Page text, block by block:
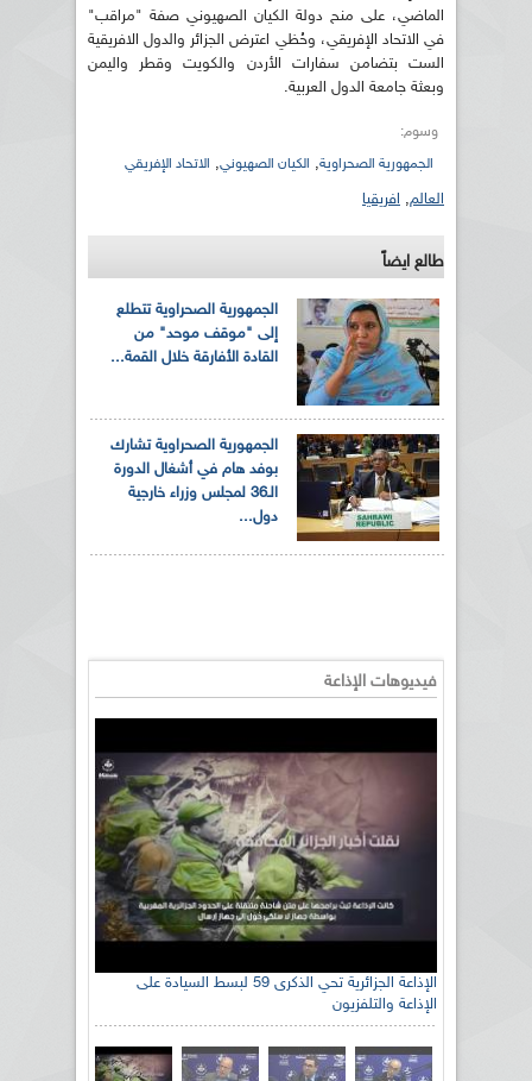
الماضي، على منح دولة الكيان الصهيوني صفة "مراقب"
في الاتحاد الإفريقي، وحُظي اعترض الجزائر والدول الافريقية
الست بتضامن سفارات الأردن والكويت وقطر واليمن
وبعثة جامعة الدول العربية.
وسوم:
الجمهورية الصحراوية, الكيان الصهيوني, الاتحاد الإفريقي
العالم, افريقيا
طالع ايضاً
الجمهورية الصحراوية تتطلع
إلى "موقف موحد" من
القادة الأفارقة خلال القمة...
الجمهورية الصحراوية تشارك
بوفد هام في أشغال الدورة
الـ36 لمجلس وزراء خارجية
دول...
فيديوهات الإذاعة
الإذاعة الجزائرية تحي الذكرى 59 لبسط السيادة على
الإذاعة والتلفزيون